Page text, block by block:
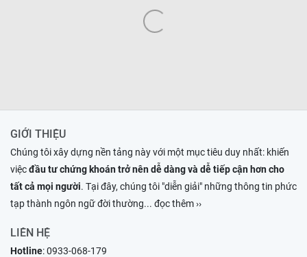
GIỚI THIỆU
Chúng tôi xây dựng nền tảng này với một mục tiêu duy nhất: khiến
việcđầu tư chứng khoán trở nên dễ dàng và dễ tiếp cận hơn cho
tất cả mọi người. Tại đây, chúng tôi "diễn giải" những thông tin phức
tạp thành ngôn ngữ đời thường... đọc thêm ››
LIÊN HỆ
Hotline:0933-068-179